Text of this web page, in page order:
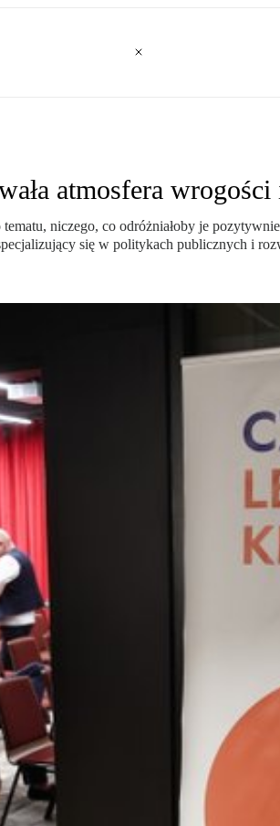
atmosfera
niczego, co odróżniałoby je
się w politykach publicznych i